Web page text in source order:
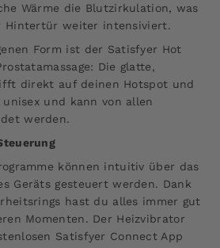
Wärme die Blutzirkulation, was
Hintertür weiter intensiviert.
Form ist der Satisfyer Hot
Die glatte,
direkt auf deinen Hotspot und
und kann von allen
werden.
können intuitiv über das
Geräts gesteuert werden. Dank
hast du alles immer gut
Momenten. Der Heizvibrator
Satisfyer Connect App